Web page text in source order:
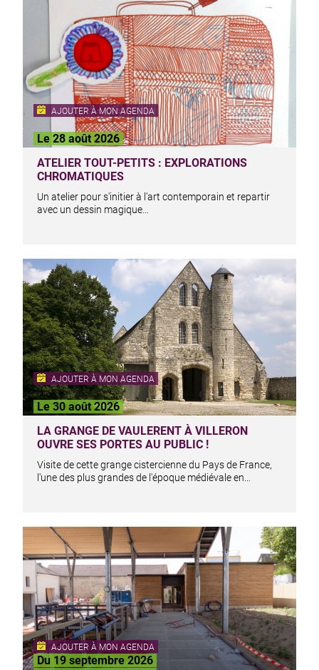
ATELIER TOUT-PETITS : EXPLORATIONS
CHROMATIQUES
AJOUTER À MON AGENDA
Le 28 août 2026
Un atelier pour s'initier à l'art contemporain et repartir
avec un dessin magique…
LA GRANGE DE VAULERENT À VILLERON
OUVRE SES PORTES AU PUBLIC !
AJOUTER À MON AGENDA
Le 30 août 2026
Visite de cette grange cistercienne du Pays de France,
l'une des plus grandes de l'époque médiévale en…
AJOUTER À MON AGENDA
Du 19 septembre 2026